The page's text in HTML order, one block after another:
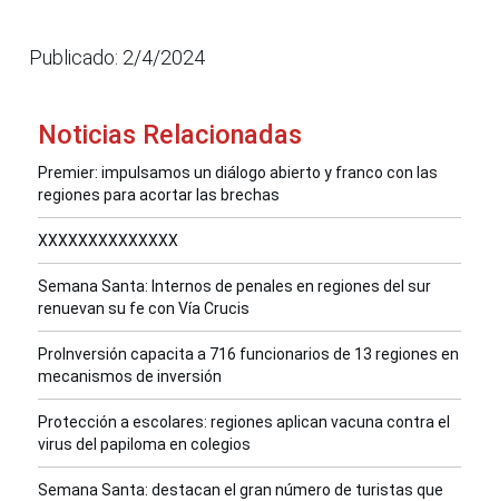
Publicado: 2/4/2024
Noticias Relacionadas
Premier: impulsamos un diálogo abierto y franco con las
regiones para acortar las brechas
XXXXXXXXXXXXXX
Semana Santa: Internos de penales en regiones del sur
renuevan su fe con Vía Crucis
ProInversión capacita a 716 funcionarios de 13 regiones en
mecanismos de inversión
Protección a escolares: regiones aplican vacuna contra el
virus del papiloma en colegios
Semana Santa: destacan el gran número de turistas que